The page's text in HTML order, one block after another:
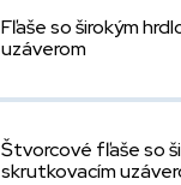
Fľaše so širokým
uzáverom
Štvorcové fľaše so
skrutkovacím